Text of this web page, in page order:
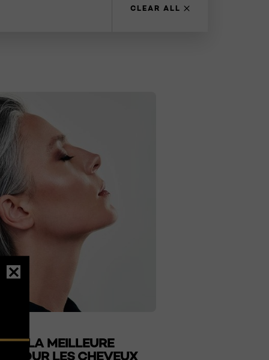
CLEAR ALL
LA MEILLEURE
POUR LES CHEVEUX